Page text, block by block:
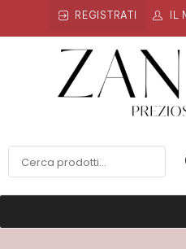
REGISTRATI IL
ZANONI